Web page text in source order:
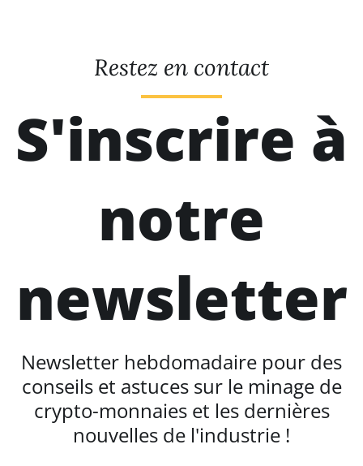
Restez en contact
S'inscrire à
notre
newsletter
Newsletter hebdomadaire pour des
conseils et astuces sur le minage de
crypto-monnaies et les dernières
nouvelles de l'industrie !